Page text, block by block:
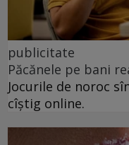
publicitate
Păcănele pe bani
Jocurile de noroc
cîștig online.